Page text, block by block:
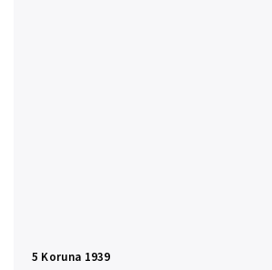
5 Koruna 1939